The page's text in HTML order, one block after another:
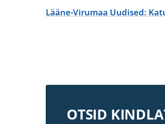
Lääne-Virumaa Uudised:
OTSID